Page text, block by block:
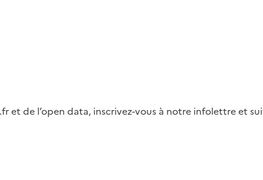
et de l’open data, inscrivez-vous à notre infolettre et